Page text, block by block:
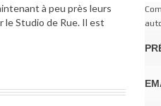
à peu près leurs
le Studio de Rue. Il est